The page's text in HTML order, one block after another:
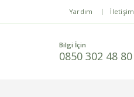
Yardım İletişim
Bilgi İçin
0850 302 48 80